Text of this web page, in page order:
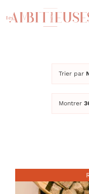
au
Univers quotidien
Univers cuisine
Mon compte
Trier par
Montrer